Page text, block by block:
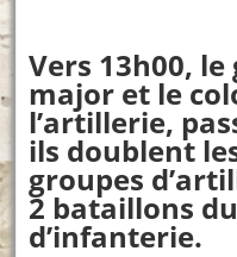
Vers 13h00,
major et le
l’artillerie,
ils doublent
groupes
2 bataillons
d’infanterie.